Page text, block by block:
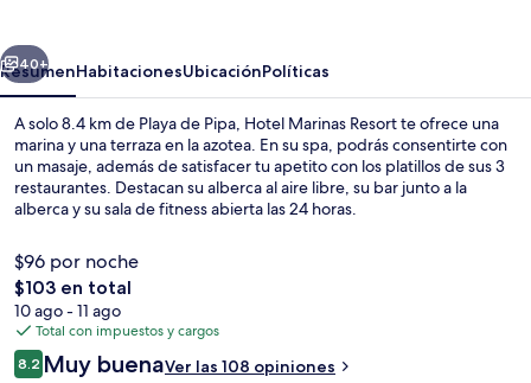
Siguiente
40+
ResumenHabitacionesUbicaciónPolíticas
A solo 8.4 km de Playa de Pipa, Hotel Marinas Resort te ofrece una
marina y una terraza en la azotea. En su spa, podrás consentirte con
un masaje, además de satisfacer tu apetito con los platillos de sus 3
restaurantes. Destacan su alberca al aire libre, su bar junto a la
alberca y su sala de fitness abierta las 24 horas.
$96 por noche
El
precio
total
es
de
$103 en total
10 ago - 11 ago
Total con impuestos y cargos
Opiniones
8.28.2 de 10,
Muy buenaVer las 108 opiniones